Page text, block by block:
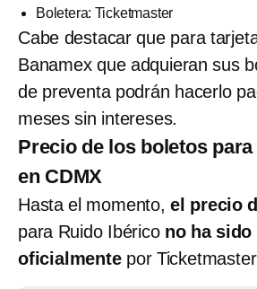
Boletera: Ticketmaster
Cabe destacar que para
Banamex que adquieran sus
de preventa podrán hacerlo
meses sin intereses.
Precio de los boletos
en CDMX
Hasta el momento,el precio
para Ruido Ibérico no ha
oficialmentepor